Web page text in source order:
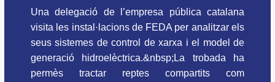
Una delegació de l’empresa pública catalana
visita les instal·lacions de FEDA per analitzar els
seus sistemes de control de xarxa i el model de
generació hidroelèctrica.&nbsp;La trobada ha
permès tractar reptes compartits com